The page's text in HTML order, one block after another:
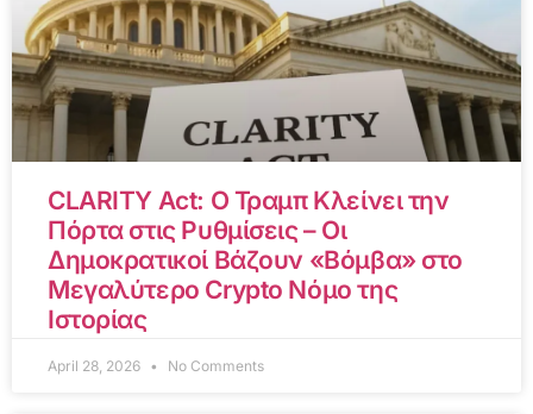
CLARITY Act: Ο Τραμπ Κλείνει την
Πόρτα στις Ρυθμίσεις – Οι
Δημοκρατικοί Βάζουν «Βόμβα» στο
Μεγαλύτερο Crypto Νόμο της
Ιστορίας
April 28, 2026 No Comments